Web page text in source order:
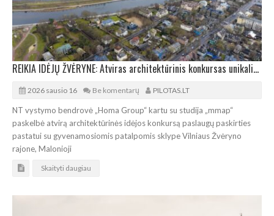
REIKIA IDĖJŲ ŽVĖRYNE: Atviras architektūrinis konkursas unikalioje Vilniaus vietoje
2026 sausio 16 Be komentarų PILOTAS.LT
NT vystymo bendrovė „Homa Group“ kartu su studija „mmap“
paskelbė atvirą architektūrinės idėjos konkursą paslaugų paskirties
pastatui su gyvenamosiomis patalpomis sklype Vilniaus Žvėryno
rajone, Malonioji
Skaityti daugiau